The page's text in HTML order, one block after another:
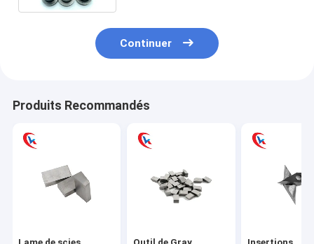
Continuer
Produits Recommandés